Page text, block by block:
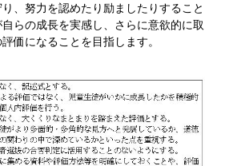
、努力を認めたり励ましたりすること
らの成長を実感し、さらに意欲的に取
価になることを目指します。